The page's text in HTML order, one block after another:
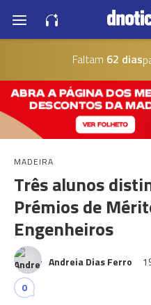
Faltam 62 dias
MADEIRA
Três alunos
Prémios de
Engenheiros
Andreia Dias Ferro
0